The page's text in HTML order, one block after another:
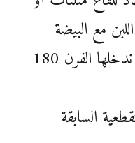
مع البيضة
المخفوقة وملح وفلفل اسود ثم ندخلها الفرن 180
السابقة